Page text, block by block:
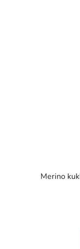
Merino